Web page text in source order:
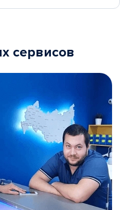
сервисов